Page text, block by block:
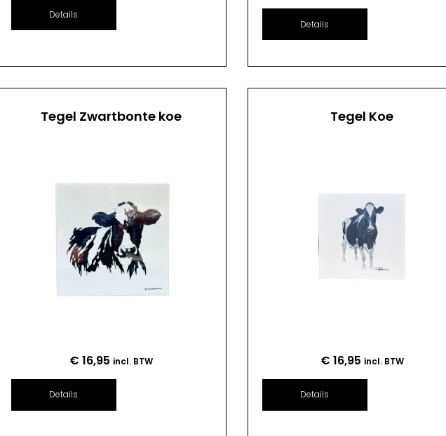
Details
Details
Tegel Zwartbonte koe
€ 16,95 incl. BTW
Details
Tegel Koe
€ 16,95 incl. BTW
Details